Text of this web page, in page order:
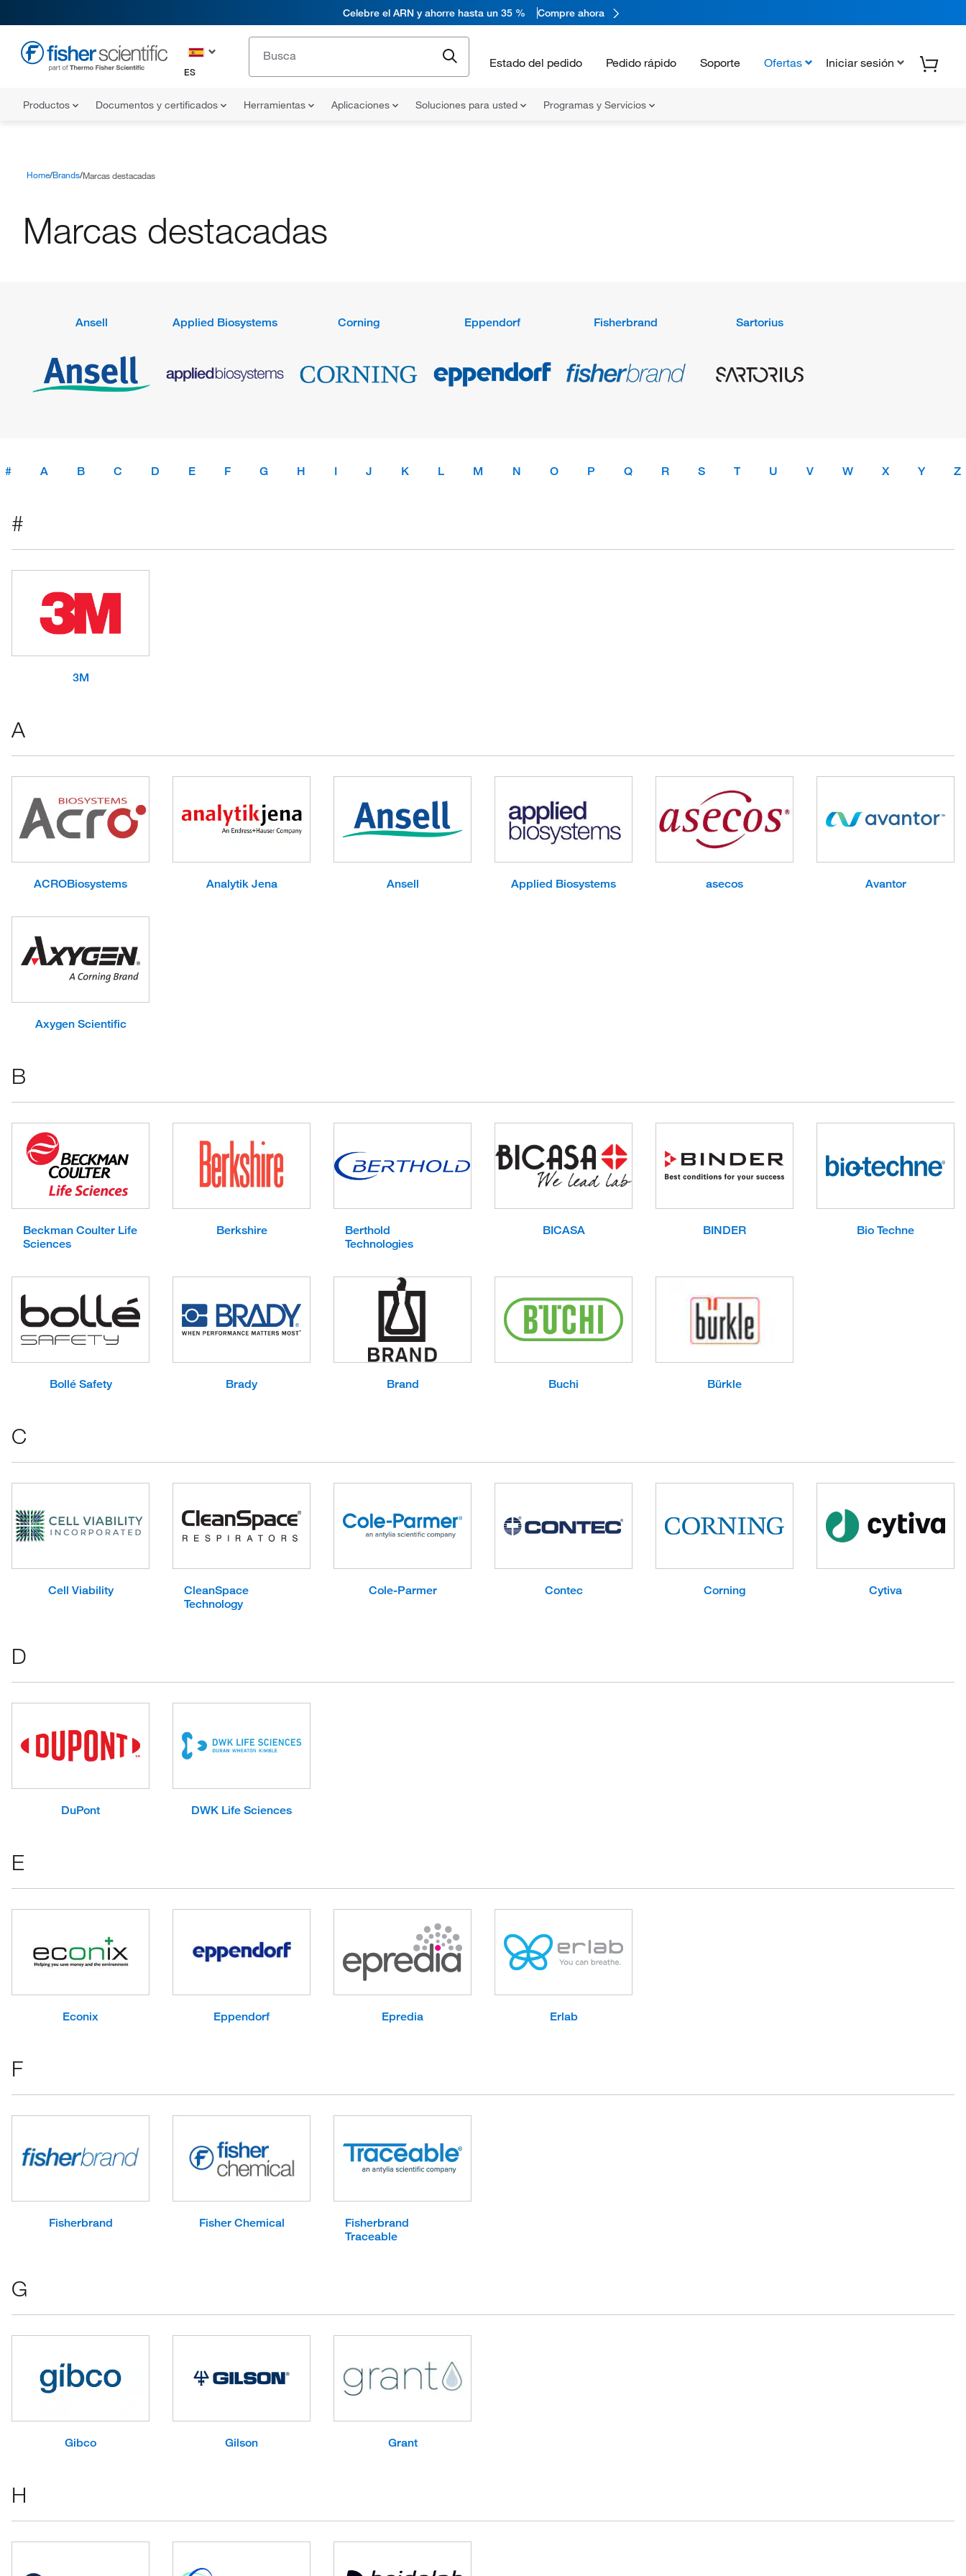
Celebre el ARN y ahorre hasta un 35 % Compre ahora
ES
Estado del pedido Pedido rápido Soporte Ofertas Iniciar sesión
Productos Documentos y certificados Herramientas Aplicaciones Soluciones para usted Programas y Servicios
Home Brands Marcas destacadas
Marcas destacadas
Ansell Applied Biosystems Corning Eppendorf Fisherbrand Sartorius
# A B C D E F G H I J K L M N O P Q R S T U V W X Y Z
#
3M
A
ACROBiosystems Analytik Jena Ansell Applied Biosystems asecos Avantor
Axygen Scientific
B
Beckman Coulter Life
Sciences
Berkshire
Berthold
Technologies
BICASA BINDER Bio Techne
Bollé Safety Brady Brand Buchi Bürkle
C
Cell Viability
CleanSpace
Technology
Cole-Parmer Contec Corning Cytiva
D
DuPont DWK Life Sciences
E
Econix Eppendorf Epredia Erlab
F
Fisherbrand Fisher Chemical
Fisherbrand
Traceable
G
Gibco Gilson Grant
H